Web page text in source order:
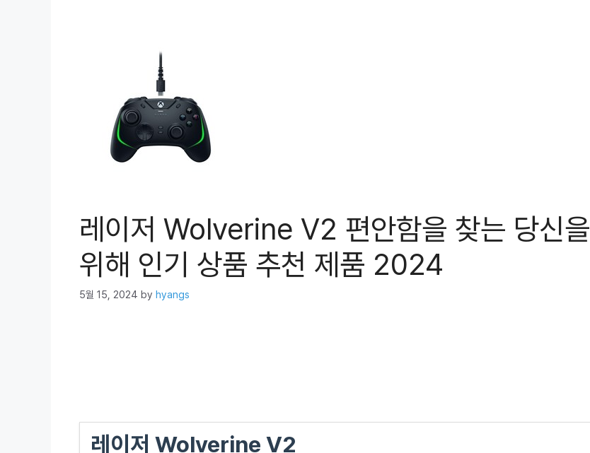
레이저 Wolverine V2 편안함을 찾는 당신을
위해 인기 상품 추천 제품 2024
5월 15, 2024 by hyangs
레이저 Wolverine V2